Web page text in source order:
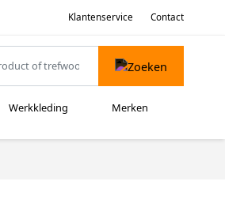
Klantenservice Contact
Werkkleding Merken